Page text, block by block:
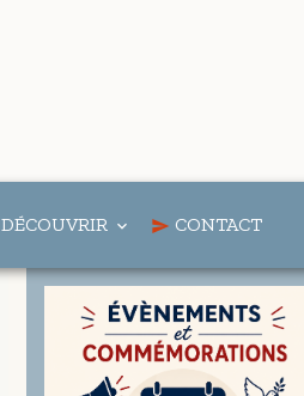
DÉCOUVRIR CONTACT